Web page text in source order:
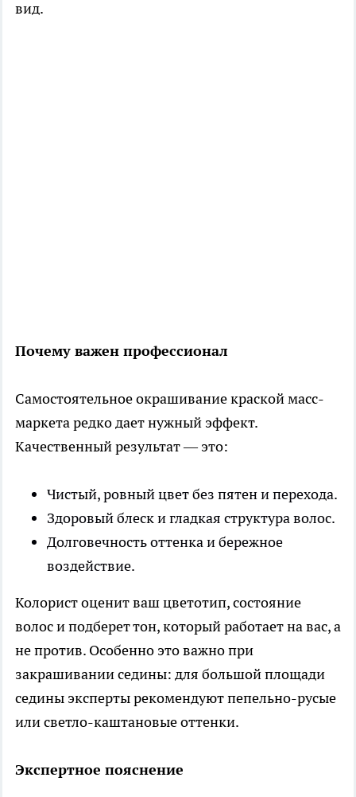
вид.
Почему важен профессионал
Самостоятельное окрашивание краской масс-
маркета редко дает нужный эффект.
Качественный результат — это:
Чистый, ровный цвет без пятен и перехода.
Здоровый блеск и гладкая структура волос.
Долговечность оттенка и бережное
воздействие.
Колорист оценит ваш цветотип, состояние
волос и подберет тон, который работает на вас, а
не против. Особенно это важно при
закрашивании седины: для большой площади
седины эксперты рекомендуют пепельно-русые
или светло-каштановые оттенки.
Экспертное пояснение